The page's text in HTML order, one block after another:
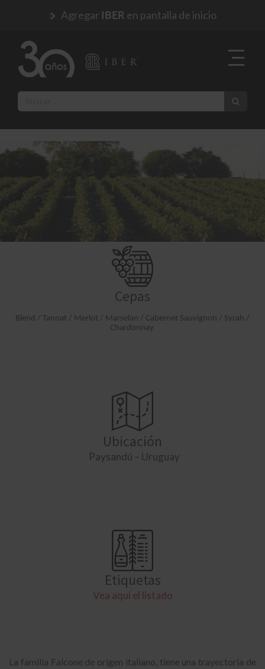
Agregar IBER en pantalla de inicio
Cepas
Blend / Tannat / Merlot / Marselan / Cabernet Sauvignon / Syrah /
Chardonnay
Ubicación
Paysandú – Uruguay
Etiquetas
Vea aquí el listado
La familia Falcone de origen italiano, tiene una trayectoria de